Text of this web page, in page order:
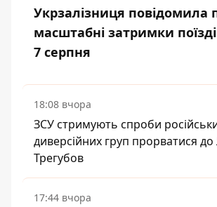
Укрзалізниця повідомила
масштабні затримки
7 серпня
18:08 вчора
ЗСУ стримують спроби
диверсійних груп прорватися
Трегубов
17:44 вчора